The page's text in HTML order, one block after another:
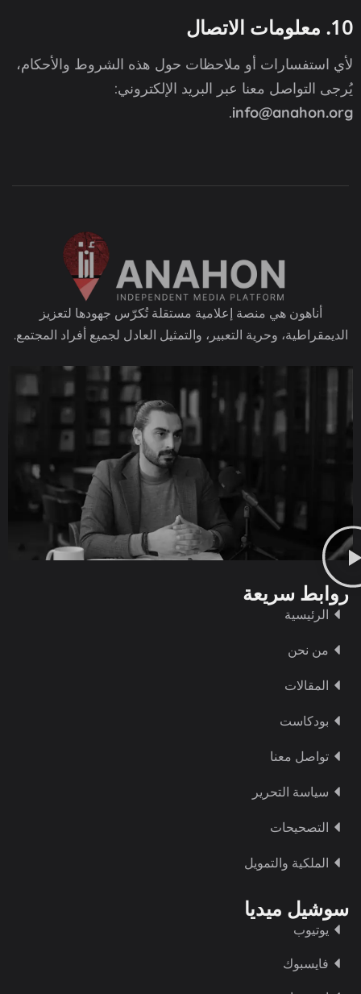
10. معلومات الاتصال
لأي استفسارات أو ملاحظات حول هذه الشروط والأحكام،
يُرجى التواصل معنا عبر البريد الإلكتروني:
info@anahon.org
.
أناهون هي منصة إعلامية مستقلة تُكرّس جهودها لتعزيز
الديمقراطية، وحرية التعبير، والتمثيل العادل لجميع أفراد المجتمع.
روابط سريعة
الرئيسية
من نحن
المقالات
بودكاست
تواصل معنا
سياسة التحرير
التصحيحات
الملكية والتمويل
سوشيل ميديا
يوتيوب
فايسبوك